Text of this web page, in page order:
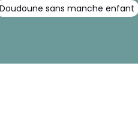
Doudoune sans manche enfant